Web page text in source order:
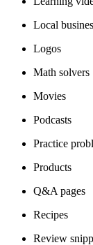
Local
Logos
Math solvers
Movies
Podcasts
Practice
Products
Q&A pages
Recipes
Review